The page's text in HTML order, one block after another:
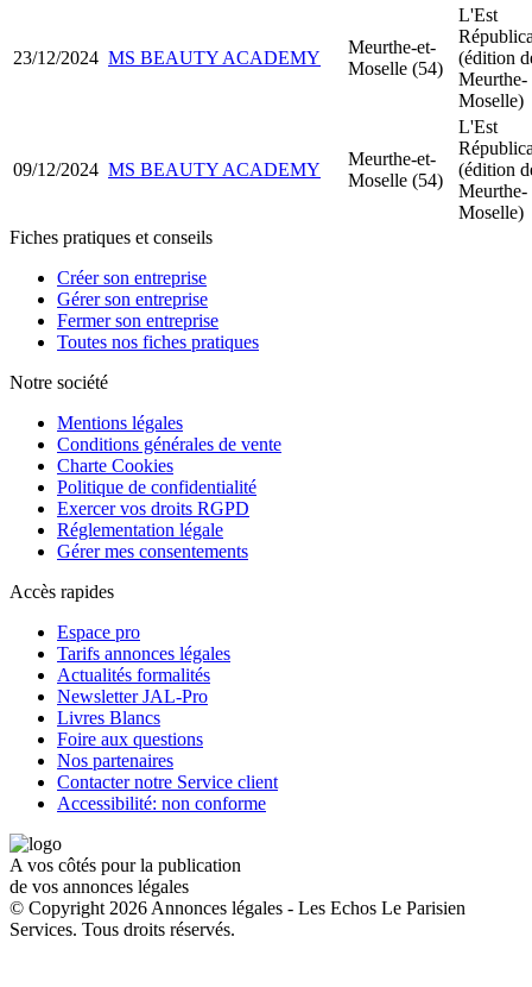
23/12/2024 MS BEAUTY ACADEMY
Meurthe-et-
Moselle (54)
L'Est
(édition
Meurthe-
Moselle)
09/12/2024 MS BEAUTY ACADEMY
Meurthe-et-
Moselle (54)
L'Est
(édition
Meurthe-
Moselle)
Fiches pratiques et conseils
Créer son entreprise
Gérer son entreprise
Fermer son entreprise
Toutes nos fiches pratiques
Notre société
Mentions légales
Conditions générales de vente
Charte Cookies
Politique de confidentialité
Exercer vos droits RGPD
Réglementation légale
Gérer mes consentements
Accès rapides
Espace pro
Tarifs annonces légales
Actualités formalités
Newsletter JAL-Pro
Livres Blancs
Foire aux questions
Nos partenaires
Contacter notre Service client
Accessibilité: non conforme
A vos côtés pour la publication
de vos annonces légales
© Copyright 2026 Annonces légales - Les Echos Le Parisien
Services. Tous droits réservés.